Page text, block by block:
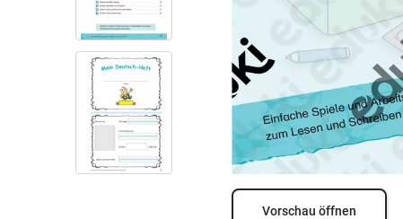
Vorschau öffnen